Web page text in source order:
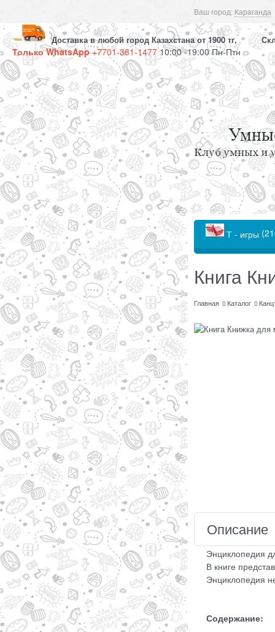
Ваш город: Караганда
Доставка в любой город Казахстана от 1900 тг,
Только WhatsApp+7701-381-147710:00 -19:00 Пн-Птн
Т - игры
Книга
Главная Каталог
Описание
Энциклопедия
В книге
Энциклопедия
Содержание: